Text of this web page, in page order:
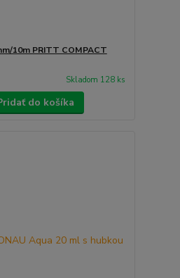
10m PRITT COMPACT
Skladom 128 ks
do košíka